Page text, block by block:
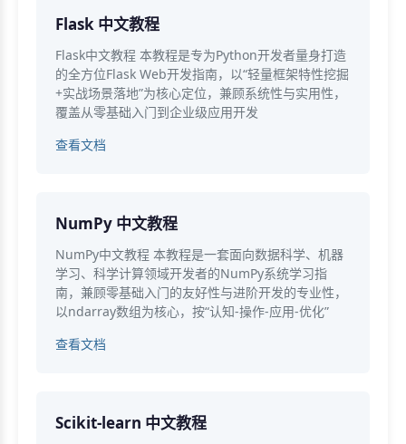
Flask 中文教程
Flask中文教程 本教程是专为Python开发者量身打造
的全方位Flask Web开发指南，以“轻量框架特性挖掘
+实战场景落地”为核心定位，兼顾系统性与实用性，
覆盖从零基础入门到企业级应用开发
查看文档
NumPy 中文教程
NumPy中文教程 本教程是一套面向数据科学、机器
学习、科学计算领域开发者的NumPy系统学习指
南，兼顾零基础入门的友好性与进阶开发的专业性，
以ndarray数组为核心，按“认知-操作-应用-优化”
查看文档
Scikit-learn 中文教程